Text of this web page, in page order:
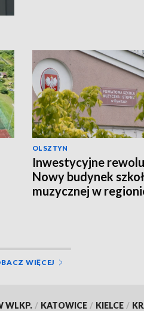
OLSZTYN
Inwestycyjne
Nowy budynek
muzycznej w
WIĘCEJ
WLKP. / KATOWICE / KIELCE /